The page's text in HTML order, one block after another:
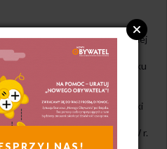
nazwano twórcą nowoczesnej
znane imię na całym
krajach, pracował w Gdańsku
się główny okres pracy
wydania przez niego książki
für Westpreussen”, która dzięki
stała się wzorem dla
dzielnicach niemieckich. W r.
gimnazjalny i kustosz
NAS!